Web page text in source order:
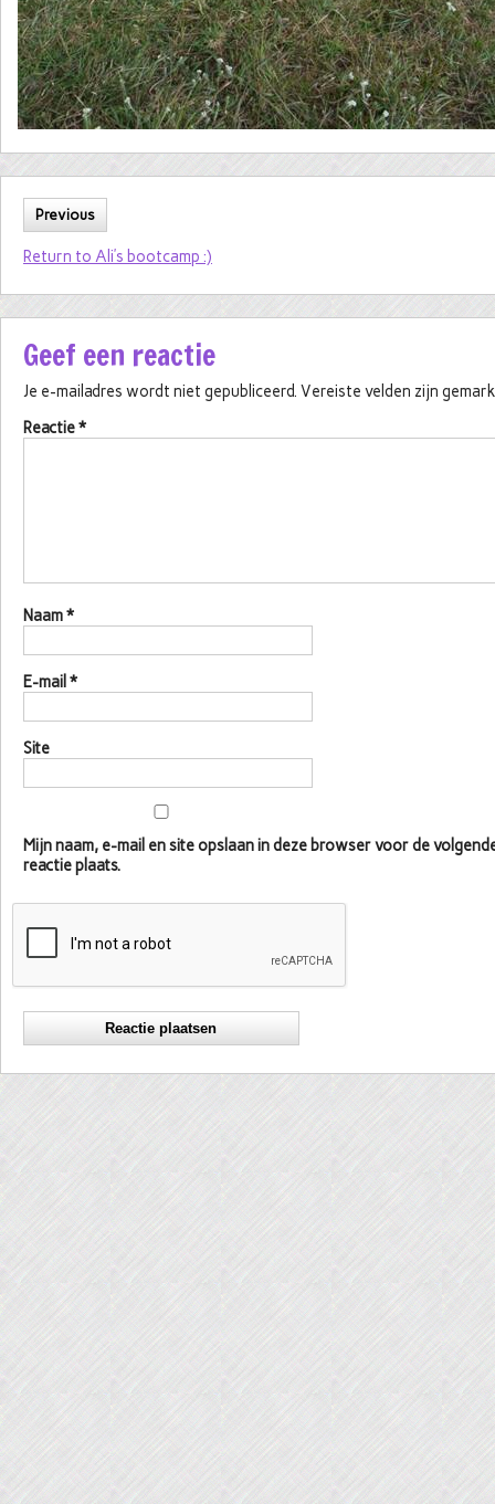
Previous
Return to Ali’s bootcamp :)
Geef een reactie
Je e-mailadres wordt niet gepubliceerd. Vereiste velden zijn
Reactie*
Naam*
E-mail *
Site
Mijn naam, e-mail en site opslaan in deze browser voor de
reactie plaats.